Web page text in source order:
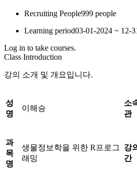
Recruiting People999 people
Learning period03-01-2024 ~ 12-
Log in to take courses.
Class Introduction
강의 소개 및 개요입니다.
성
명
이해승
소
관
과
목
명
생물정보학을 위한 R프로그
래밍
강
간